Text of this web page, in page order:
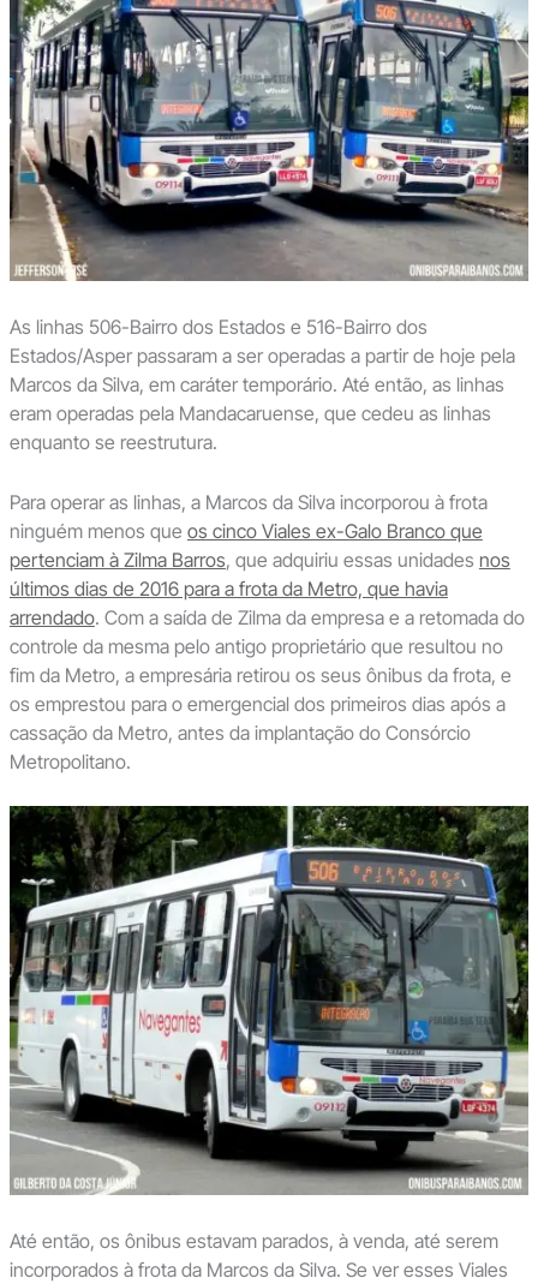
As linhas 506-Bairro dos Estados e 516-Bairro dos
Estados/Asper passaram a ser operadas a partir de hoje pela
Marcos da Silva, em caráter temporário. Até então, as linhas
eram operadas pela Mandacaruense, que cedeu as linhas
enquanto se reestrutura.
Para operar as linhas, a Marcos da Silva incorporou à frota
ninguém menos que os cinco Viales ex-Galo Branco que
pertenciam à Zilma Barros, que adquiriu essas unidades nos
últimos dias de 2016 para a frota da Metro, que havia
arrendado. Com a saída de Zilma da empresa e a retomada do
controle da mesma pelo antigo proprietário que resultou no
fim da Metro, a empresária retirou os seus ônibus da frota, e
os emprestou para o emergencial dos primeiros dias após a
cassação da Metro, antes da implantação do Consórcio
Metropolitano.
Até então, os ônibus estavam parados, à venda, até serem
incorporados à frota da Marcos da Silva. Se ver esses Viales